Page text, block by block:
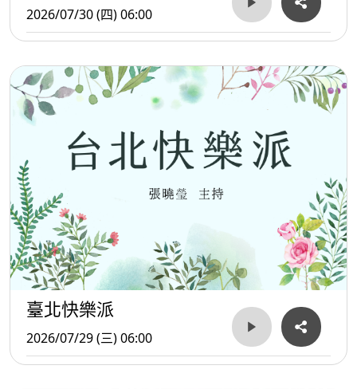
2026/07/30 (四) 06:00
臺北快樂派
2026/07/29 (三) 06:00